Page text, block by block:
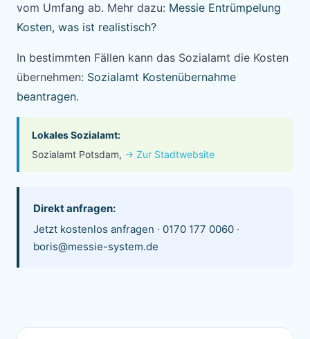
vom Umfang ab. Mehr dazu: Messie Entrümpelung
Kosten, was ist realistisch?
In bestimmten Fällen kann das Sozialamt die Kosten
übernehmen: Sozialamt Kostenübernahme
beantragen.
Lokales Sozialamt:
Sozialamt Potsdam, → Zur Stadtwebsite
Direkt anfragen:
Jetzt kostenlos anfragen · 0170 177 0060 ·
boris@messie-system.de